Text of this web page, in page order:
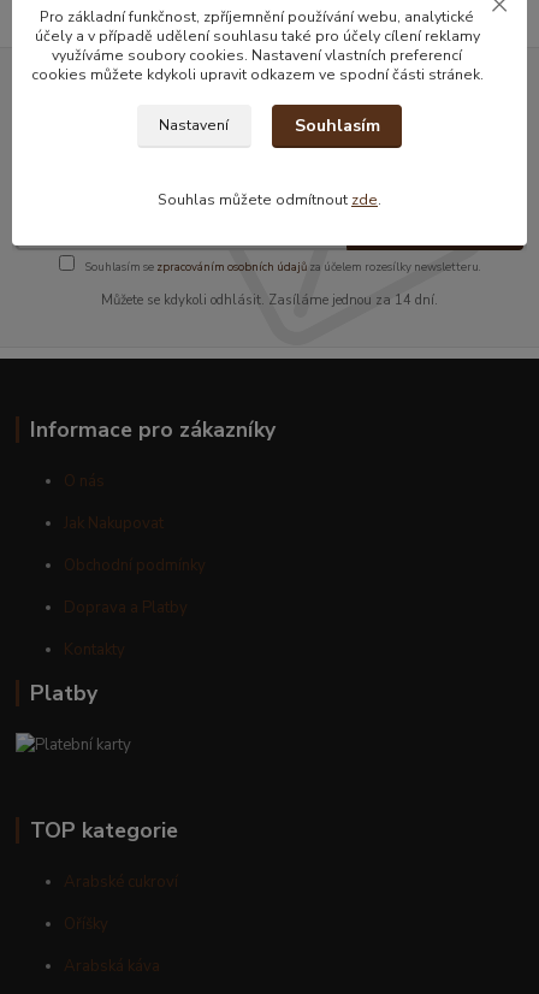
Nepropásněte novinky, akce a
slevy!
Souhlasím se zpracováním osobních údajůza účelem rozesílky newsletteru.
Můžete se kdykoli odhlásit. Zasíláme jednou za 14 dní.
Informace pro zákazníky
O nás
Jak Nakupovat
Obchodní podmínky
Doprava a Platby
Kontakty
Platby
TOP kategorie
Arabské cukroví
Oříšky
Arabská káva
Pro základní funkčnost, zpříjemnění používání webu, analytické
účely a v případě udělení souhlasu také pro účely cílení reklamy
využíváme soubory cookies. Nastavení vlastních preferencí
cookies můžete kdykoli upravit odkazem ve spodní části stránek.
Nastavení Souhlasím
Souhlas můžete odmítnout zde.